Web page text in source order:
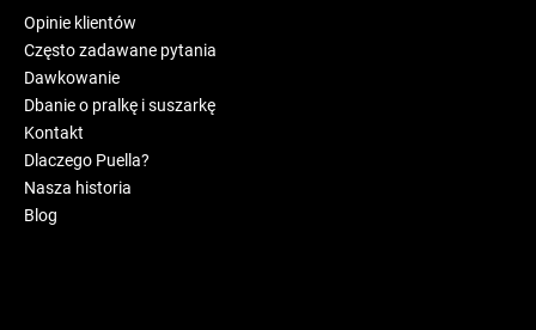
Opinie klientów
Często zadawane pytania
Dawkowanie
Dbanie o pralkę i suszarkę
Kontakt
Dlaczego Puella?
Nasza historia
Blog